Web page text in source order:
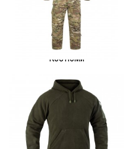
Костюми